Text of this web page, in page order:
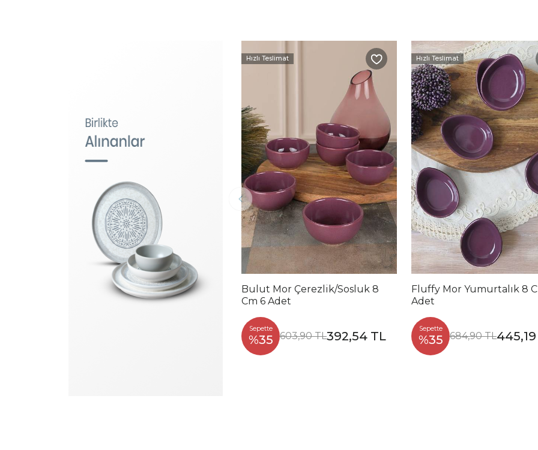
Hızlı Teslimat
Bulut Mor Çerezlik/Sosluk 8
Cm 6 Adet
Sepette
%35 603,90 TL392,54 TL
Hızlı Teslimat
Fluffy Mor Yumurtalık 8
Adet
Sepette
%35 684,90 TL